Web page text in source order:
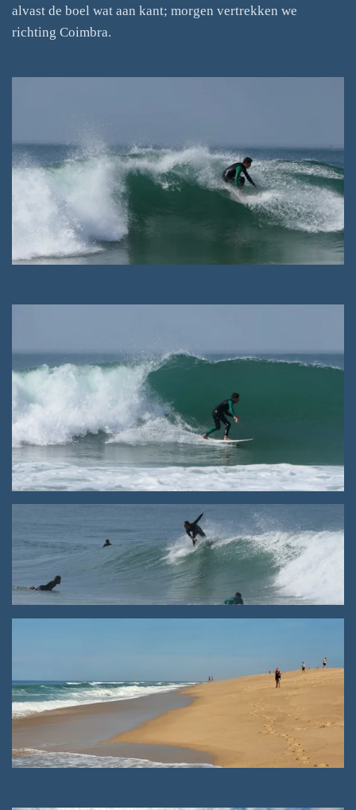
alvast de boel wat aan kant; morgen vertrekken we
richting Coimbra.